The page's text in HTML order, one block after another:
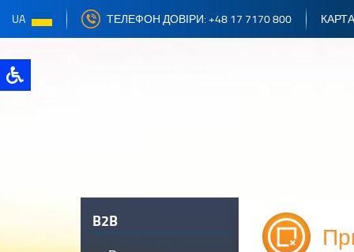
UA ТЕЛЕФОН ДОВІРИ: +48 17 7170 800
B2B